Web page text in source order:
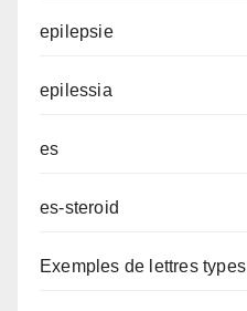
epilepsie
epilessia
es
es-steroid
Exemples de lettres types